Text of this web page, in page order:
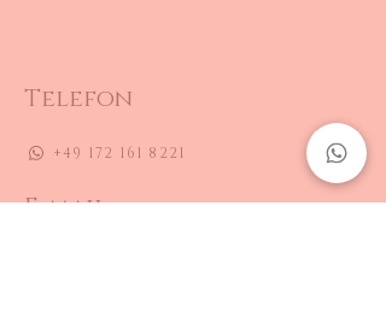
Telefon
+49 172 161 8221
E-mail